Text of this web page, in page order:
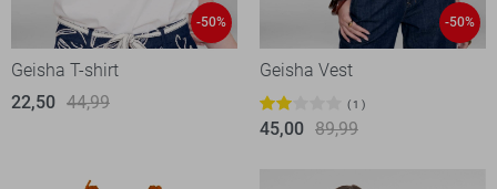
-50%
Geisha T-shirt
22,50 44,99
-50%
Geisha Vest
1
45,00 89,99